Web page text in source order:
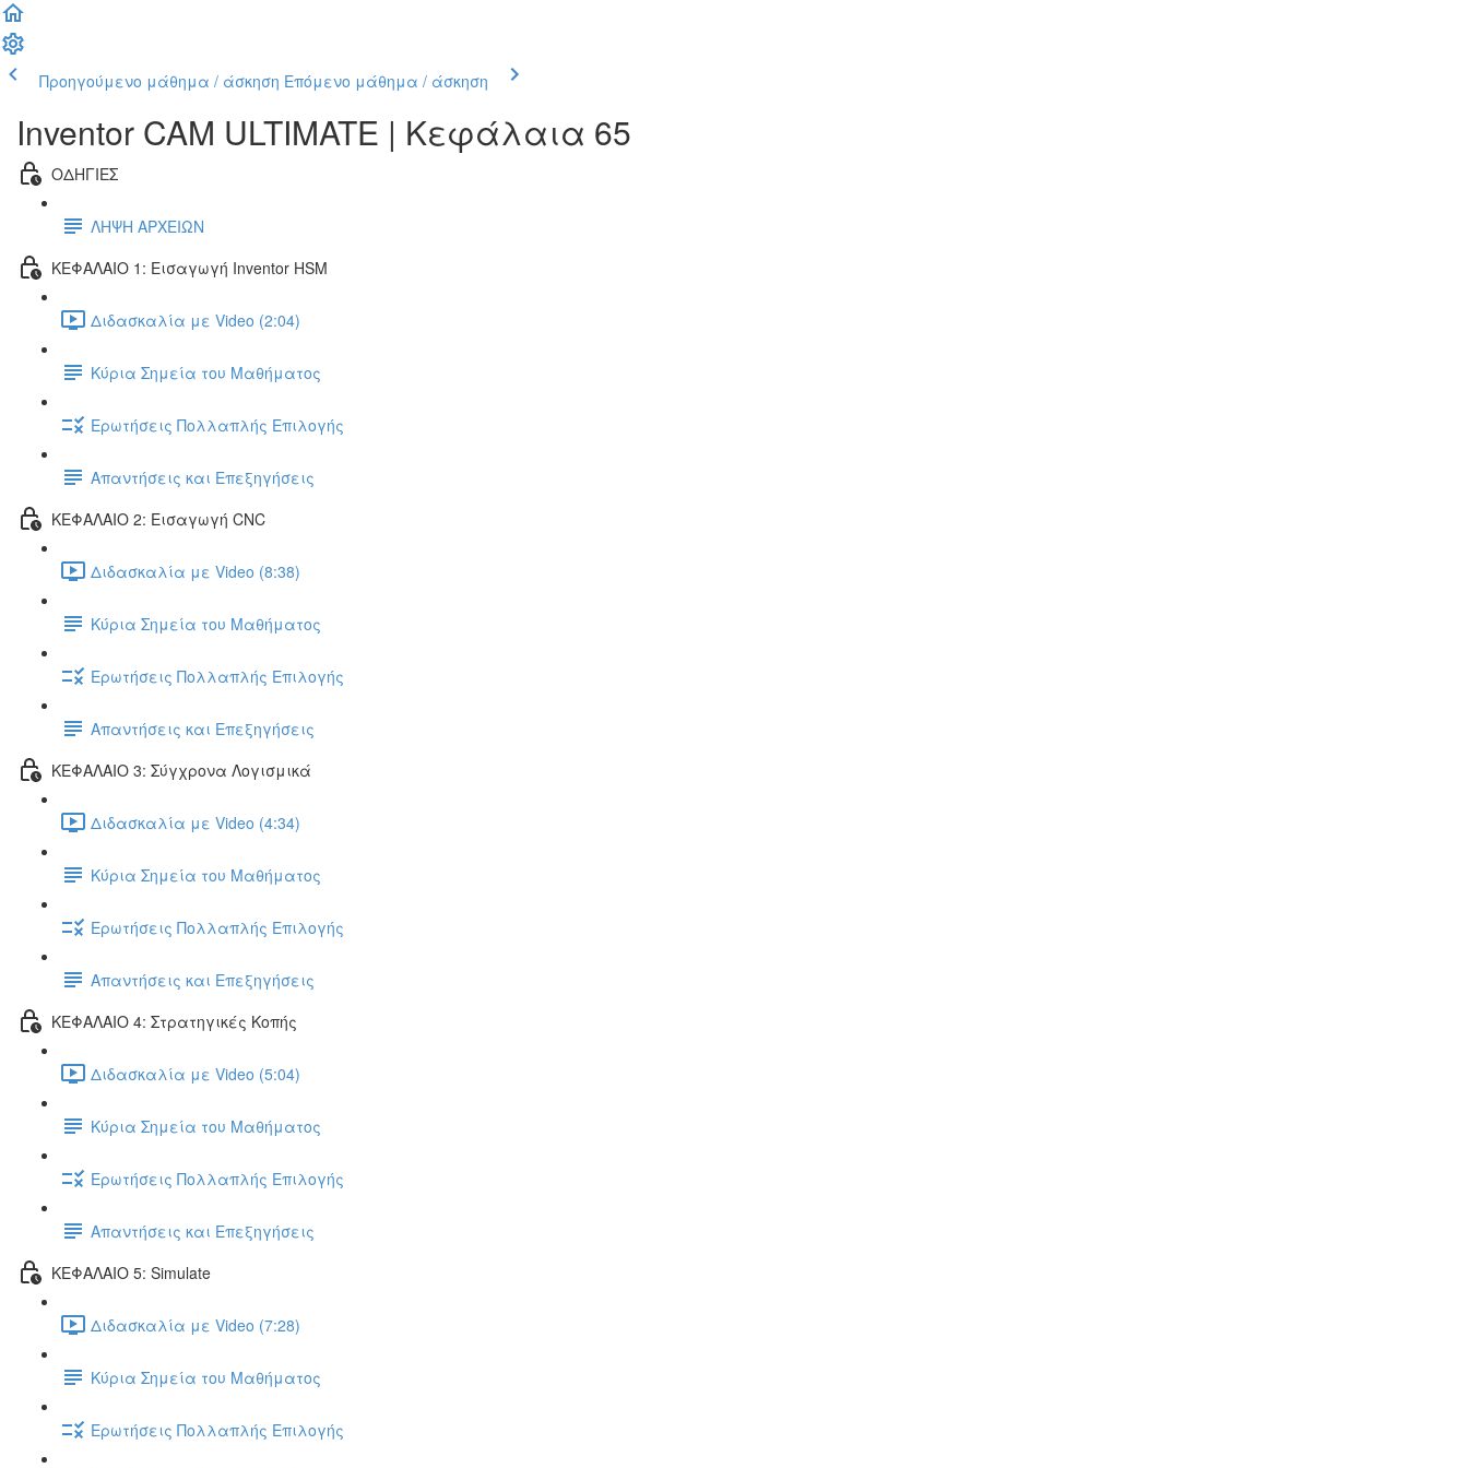
Προηγούμενο μάθημα / άσκηση Επόμενο μάθημα / άσκηση
Inventor CAM ULTIMATE | Κεφάλαια 65
ΟΔΗΓΙΕΣ
ΛΗΨΗ ΑΡΧΕΙΩΝ
ΚΕΦΑΛΑΙΟ 1: Εισαγωγή Inventor HSM
Διδασκαλία με Video (2:04)
Κύρια Σημεία του Μαθήματος
Ερωτήσεις Πολλαπλής Επιλογής
Απαντήσεις και Επεξηγήσεις
ΚΕΦΑΛΑΙΟ 2: Εισαγωγή CNC
Διδασκαλία με Video (8:38)
Κύρια Σημεία του Μαθήματος
Ερωτήσεις Πολλαπλής Επιλογής
Απαντήσεις και Επεξηγήσεις
ΚΕΦΑΛΑΙΟ 3: Σύγχρονα Λογισμικά
Διδασκαλία με Video (4:34)
Κύρια Σημεία του Μαθήματος
Ερωτήσεις Πολλαπλής Επιλογής
Απαντήσεις και Επεξηγήσεις
ΚΕΦΑΛΑΙΟ 4: Στρατηγικές Κοπής
Διδασκαλία με Video (5:04)
Κύρια Σημεία του Μαθήματος
Ερωτήσεις Πολλαπλής Επιλογής
Απαντήσεις και Επεξηγήσεις
ΚΕΦΑΛΑΙΟ 5: Simulate
Διδασκαλία με Video (7:28)
Κύρια Σημεία του Μαθήματος
Ερωτήσεις Πολλαπλής Επιλογής